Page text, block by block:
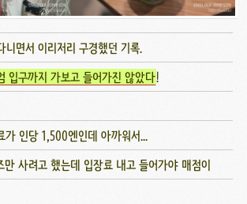
면서 이리저리 구경했던 기록.
입구까지 가보고 들어가진 않았다!
가 인당 1,500엔인데 아까워서...
만 사려고 했는데 입장료 내고 들어가야 매점이